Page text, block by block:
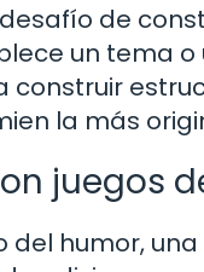
de
un tema
la más
juegos
del humor,